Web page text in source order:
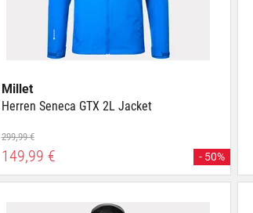
Millet
Herren Seneca GTX 2L Jacket
299,99 €
149,99 € - 50%